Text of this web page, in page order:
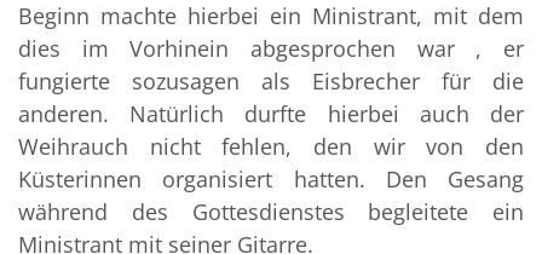
Beginn machte hierbei ein Ministrant, mit dem
dies im Vorhinein abgesprochen war , er
fungierte sozusagen als Eisbrecher für die
anderen. Natürlich durfte hierbei auch der
Weihrauch nicht fehlen, den wir von den
Küsterinnen organisiert hatten. Den Gesang
während des Gottesdienstes begleitete ein
Ministrant mit seiner Gitarre.